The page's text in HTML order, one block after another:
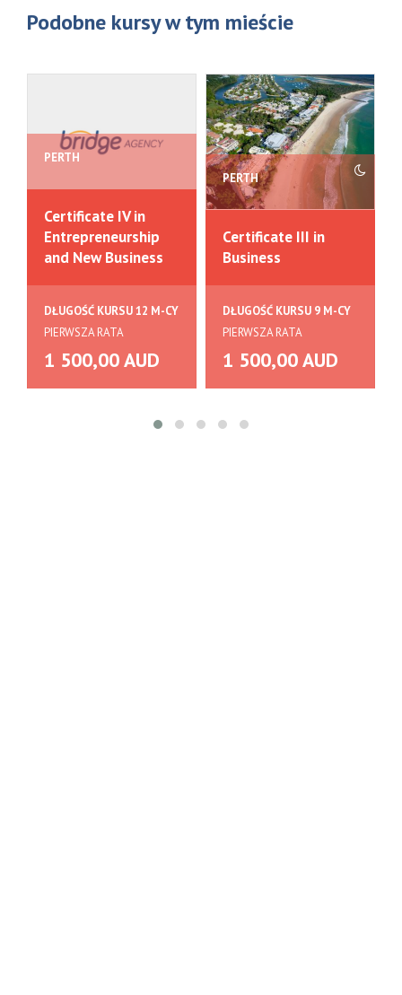
Podobne kursy w tym mieście
PERTH
Certificate IV in
Entrepreneurship
and New Business
DŁUGOŚĆ KURSU 12 M-CY
PIERWSZA RATA
1 500,00 AUD
PERTH
Certificate III in
Business
DŁUGOŚĆ KURSU 9 M-CY
PIERWSZA RATA
1 500,00 AUD